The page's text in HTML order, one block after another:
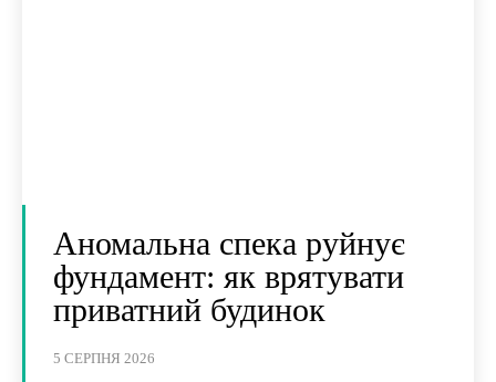
Аномальна спека руйнує
фундамент: як врятувати
приватний будинок
5 СЕРПНЯ 2026